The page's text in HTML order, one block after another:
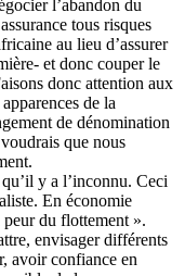
l’abandon du
tous risques
au lieu d’assurer
et donc couper le
donc attention aux
de la
de dénomination
que nous
y a l’inconnu. Ceci
En économie
du flottement ».
envisager différents
avoir confiance en